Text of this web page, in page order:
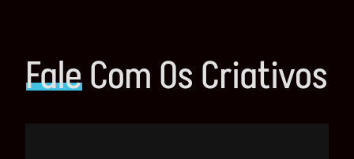
Fale Com Os Criativos